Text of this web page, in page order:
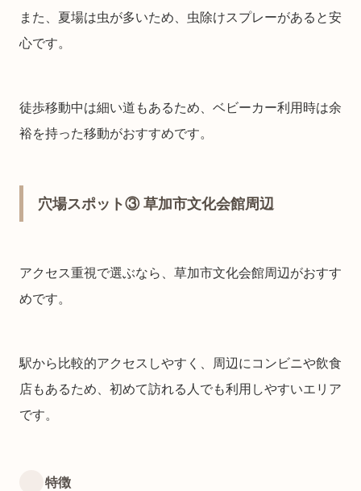
また、夏場は虫が多いため、虫除けスプレーがあると安
心です。
徒歩移動中は細い道もあるため、ベビーカー利用時は余
裕を持った移動がおすすめです。
穴場スポット③ 草加市文化会館周辺
アクセス重視で選ぶなら、草加市文化会館周辺がおすす
めです。
駅から比較的アクセスしやすく、周辺にコンビニや飲食
店もあるため、初めて訪れる人でも利用しやすいエリア
です。
特徴